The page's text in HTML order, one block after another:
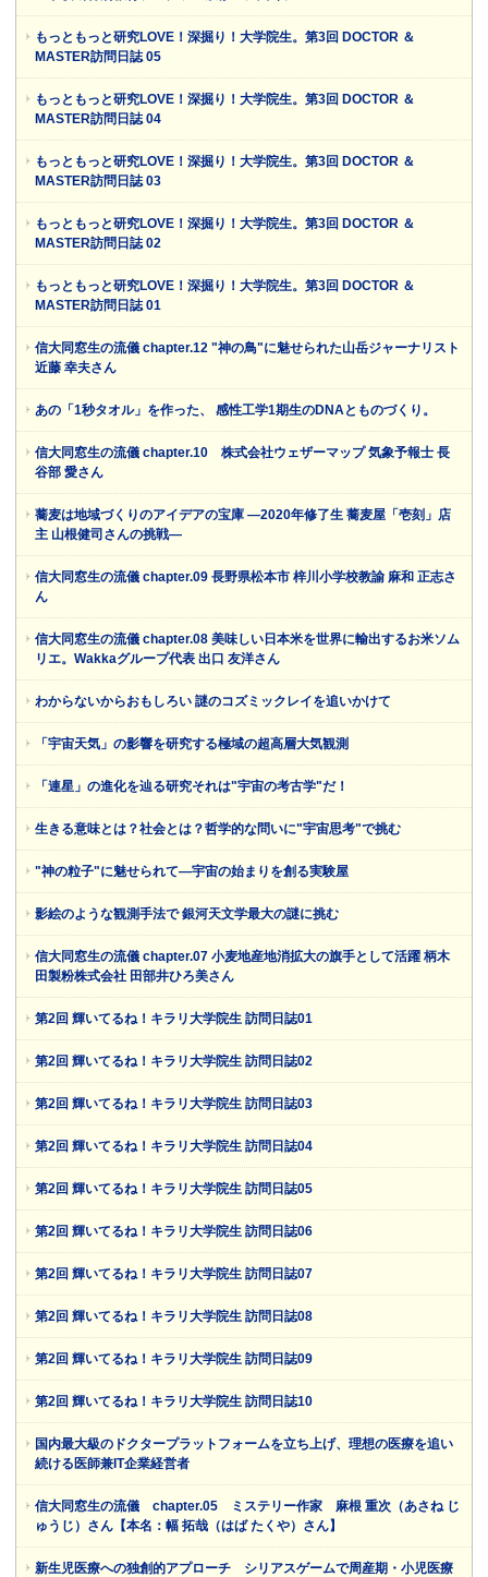
もっともっと研究LOVE！深掘り！大学院生。第3回 DOCTOR ＆
MASTER訪問日誌 05
もっともっと研究LOVE！深掘り！大学院生。第3回 DOCTOR ＆
MASTER訪問日誌 04
もっともっと研究LOVE！深掘り！大学院生。第3回 DOCTOR ＆
MASTER訪問日誌 03
もっともっと研究LOVE！深掘り！大学院生。第3回 DOCTOR ＆
MASTER訪問日誌 02
もっともっと研究LOVE！深掘り！大学院生。第3回 DOCTOR ＆
MASTER訪問日誌 01
信大同窓生の流儀 chapter.12 "神の鳥"に魅せられた山岳ジャーナリスト
近藤 幸夫さん
あの「1秒タオル」を作った、 感性工学1期生のDNAとものづくり。
信大同窓生の流儀 chapter.10 株式会社ウェザーマップ 気象予報士 長
谷部 愛さん
蕎麦は地域づくりのアイデアの宝庫 ―2020年修了生 蕎麦屋「壱刻」店
主 山根健司さんの挑戦―
信大同窓生の流儀 chapter.09 長野県松本市 梓川小学校教諭 麻和 正志さ
ん
信大同窓生の流儀 chapter.08 美味しい日本米を世界に輸出するお米ソム
リエ。Wakkaグループ代表 出口 友洋さん
わからないからおもしろい 謎のコズミックレイを追いかけて
「宇宙天気」の影響を研究する極域の超高層大気観測
「連星」の進化を辿る研究それは"宇宙の考古学"だ！
生きる意味とは？社会とは？哲学的な問いに"宇宙思考"で挑む
"神の粒子"に魅せられて―宇宙の始まりを創る実験屋
影絵のような観測手法で 銀河天文学最大の謎に挑む
信大同窓生の流儀 chapter.07 小麦地産地消拡大の旗手として活躍 柄木
田製粉株式会社 田部井ひろ美さん
第2回 輝いてるね！キラリ大学院生 訪問日誌01
第2回 輝いてるね！キラリ大学院生 訪問日誌02
第2回 輝いてるね！キラリ大学院生 訪問日誌03
第2回 輝いてるね！キラリ大学院生 訪問日誌04
第2回 輝いてるね！キラリ大学院生 訪問日誌05
第2回 輝いてるね！キラリ大学院生 訪問日誌06
第2回 輝いてるね！キラリ大学院生 訪問日誌07
第2回 輝いてるね！キラリ大学院生 訪問日誌08
第2回 輝いてるね！キラリ大学院生 訪問日誌09
第2回 輝いてるね！キラリ大学院生 訪問日誌10
国内最大級のドクタープラットフォームを立ち上げ、理想の医療を追い
続ける医師兼IT企業経営者
信大同窓生の流儀 chapter.05 ミステリー作家 麻根 重次（あさね じ
ゅうじ）さん【本名：幅 拓哉（はば たくや）さん】
新生児医療への独創的アプローチ シリアスゲームで周産期・小児医療